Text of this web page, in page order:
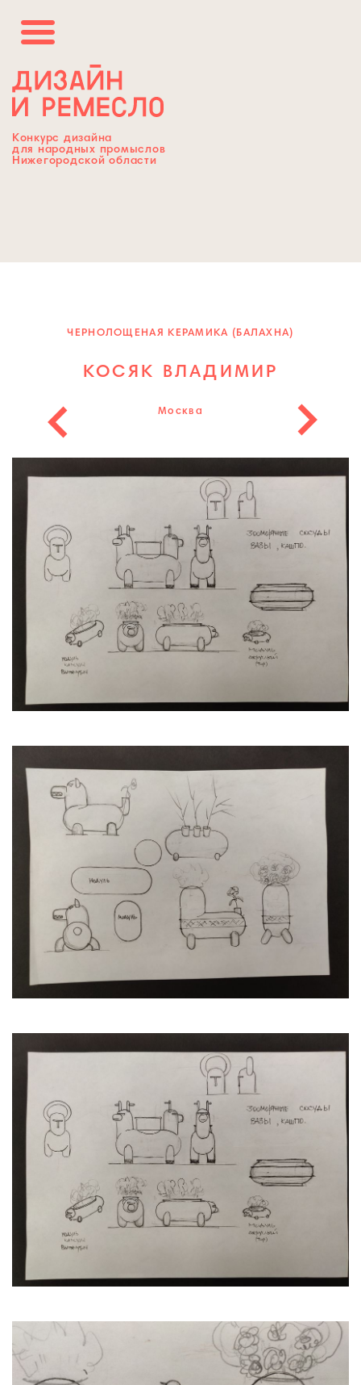
Конкурс дизайна
для народных промыслов
Нижегородской области
ЧЕРНОЛОЩЕНАЯ КЕРАМИКА (БАЛАХНА)
КОСЯК ВЛАДИМИР
Москва